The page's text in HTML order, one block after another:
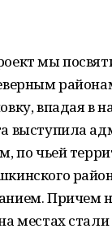
мы
впадая в
выступила
по чьей
Причем
местах